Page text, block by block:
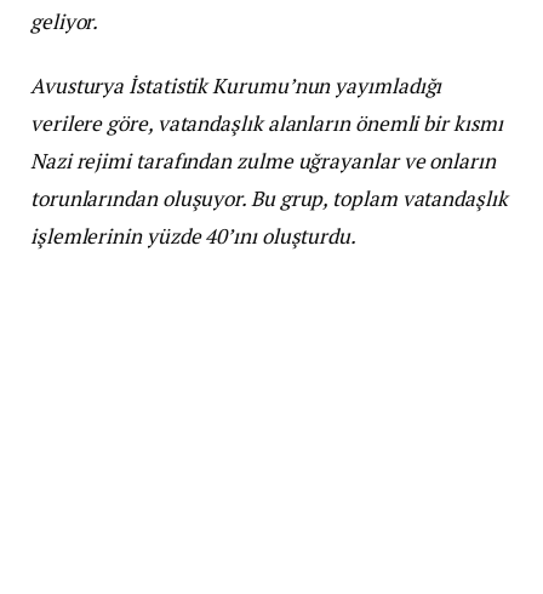
geliyor.
Avusturya İstatistik Kurumu’nun yayımladığı
verilere göre, vatandaşlık alanların önemli bir kısmı
Nazi rejimi tarafından zulme uğrayanlar ve onların
torunlarından oluşuyor. Bu grup, toplam vatandaşlık
işlemlerinin yüzde 40’ını oluşturdu.